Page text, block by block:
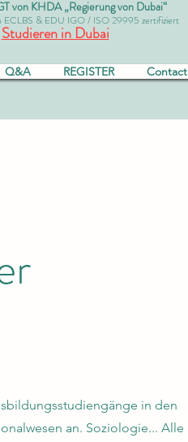
von KHDA „Regierung von Dubai“
ECLBS & EDU IGO / ISO 29995 zertifiziert
Studieren in Dubai
Q&A REGISTER Contact
in den
an. Soziologie... Alle